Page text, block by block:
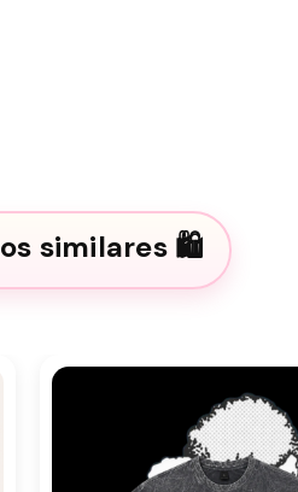
similares